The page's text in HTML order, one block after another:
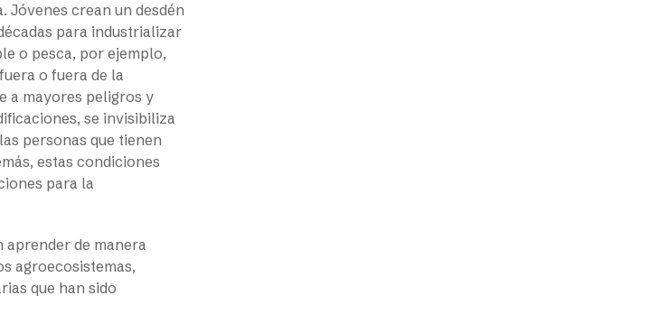
Jóvenes crean un desdén
para industrializar
o pesca, por ejemplo,
o fuera de la
a mayores peligros y
se invisibiliza
personas que tienen
estas condiciones
para la
aprender de manera
agroecosistemas,
que han sido